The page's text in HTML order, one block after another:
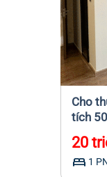
Cho
tích
20
bed 1